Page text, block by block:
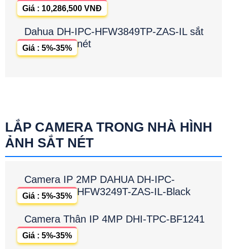
Giá : 10,286,500 VNĐ
Dahua DH-IPC-HFW3849TP-ZAS-IL sắt
nét
Giá : 5%-35%
LẮP CAMERA TRONG NHÀ HÌNH
ẢNH SẮT NÉT
Camera IP 2MP DAHUA DH-IPC-
HFW3249T-ZAS-IL-Black
Giá : 5%-35%
Camera Thân IP 4MP DHI-TPC-BF1241
Giá : 5%-35%